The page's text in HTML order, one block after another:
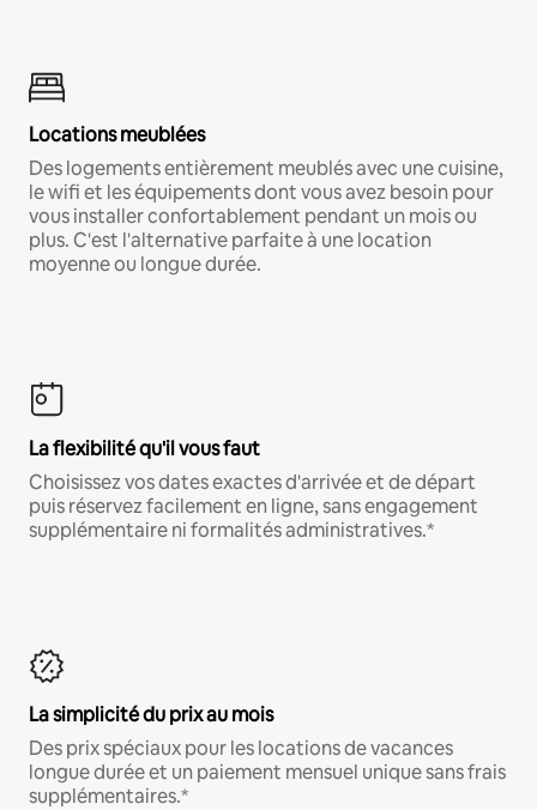
Locations meublées
Des logements entièrement meublés avec une cuisine,
le wifi et les équipements dont vous avez besoin pour
vous installer confortablement pendant un mois ou
plus. C'est l'alternative parfaite à une location
moyenne ou longue durée.
La flexibilité qu'il vous faut
Choisissez vos dates exactes d'arrivée et de départ
puis réservez facilement en ligne, sans engagement
supplémentaire ni formalités administratives.*
La simplicité du prix au mois
Des prix spéciaux pour les locations de vacances
longue durée et un paiement mensuel unique sans frais
supplémentaires.*